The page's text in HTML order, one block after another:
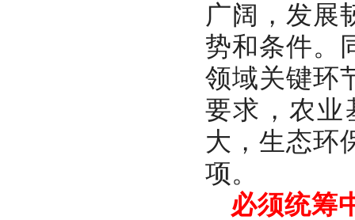
广阔，发展
势和条件。
领域关键环
要求，农业
大，生态环
项。
必须统筹